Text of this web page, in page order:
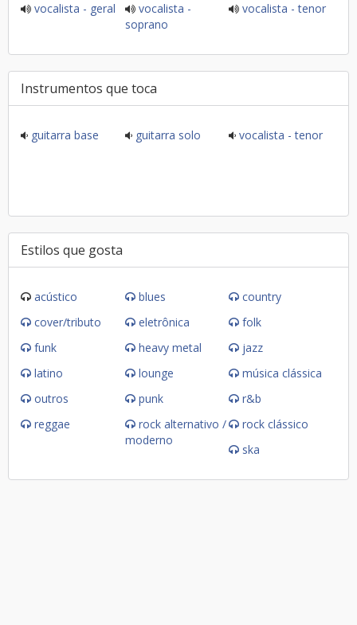
vocalista - geral
vocalista -
soprano
vocalista - tenor
Instrumentos que toca
guitarra base guitarra solo vocalista - tenor
Estilos que gosta
acústico blues
country
cover/tributo
eletrônica
folk
funk
heavy metal
jazz
latino
lounge
música clássica
outros
punk
r&b
reggae
rock alternativo /
moderno
rock clássico
ska